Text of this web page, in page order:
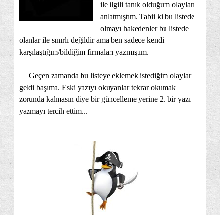
ile ilgili tanık olduğum olayları
anlatmıştım. Tabii ki bu listede
olmayı hakedenler bu listede
olanlar ile sınırlı değildir ama ben sadece kendi
karşılaştığım/bildiğim firmaları yazmıştım.
Geçen zamanda bu listeye eklemek istediğim olaylar
geldi başıma. Eski yazıyı okuyanlar tekrar okumak
zorunda kalmasın diye bir güncelleme yerine 2. bir yazı
yazmayı tercih ettim...